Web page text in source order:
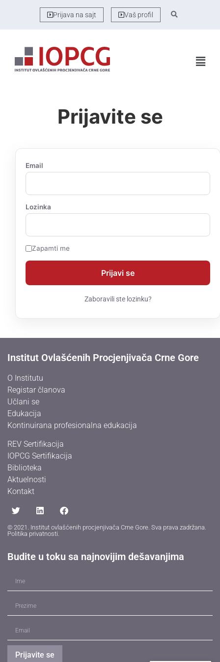
Prijava na sajt Vaš profil
Prijavite se
Email
Lozinka
Zapamti me
Zaboravili ste lozinku?
Institut Ovlašćenih Procjenjivača Crne Gore
O Institutu
Registar članova
Učlani se
Edukacija
Kontinuirana profesionalna edukacija
REV Sertifikacija
IOPCG Sertifikacija
Biblioteka
Aktuelnosti
Kontakt
© 2021. Institut ovlašćenih procjenjivača Crne Gore. Sva prava zadržana.
Politika privatnosti
Budite u toku sa najnovijim dešavanjima
Prijavite se